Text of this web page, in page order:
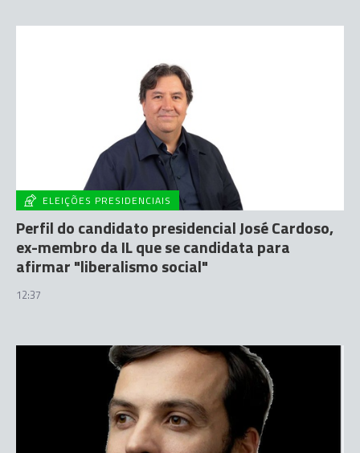
ELEIÇÕES PRESIDENCIAIS
Perfil do candidato presidencial José Cardoso,
ex-membro da IL que se candidata para
afirmar "liberalismo social"
12:37